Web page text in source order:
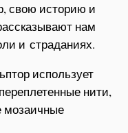
свою историю и
нам
и страданиях.
использует
нити,
мозаичные